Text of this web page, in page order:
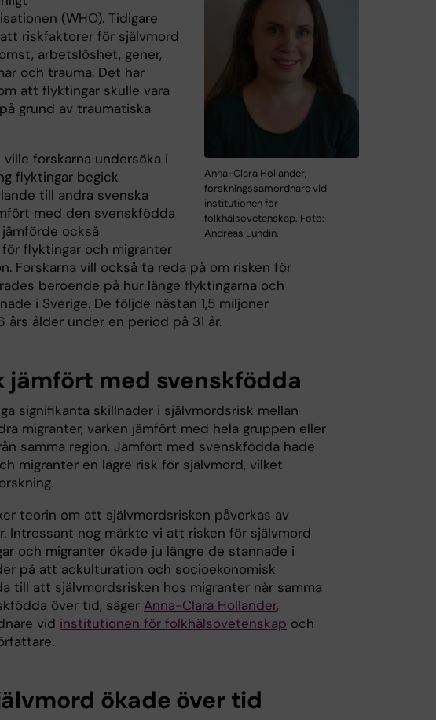
Anna-Clara Hollander,
forskningssamordnare vid
institutionen för
folkhälsovetenskap. Foto:
Andreas Lundin.
(WHO). Tidigare
riskfaktorer för självmord
arbetslöshet, gener,
och trauma. Det har
att flyktingar skulle vara
grund av traumatiska
forskarna undersöka i
flyktingar begick
till andra svenska
med den svenskfödda
också
flyktingar och migranter
Forskarna vill också ta reda på om risken för
beroende på hur länge flyktingarna och
i Sverige. De följde nästan 1,5 miljoner
års ålder under en period på 31 år.
jämfört med svenskfödda
signifikanta skillnader i självmordsrisk mellan
migranter, varken jämfört med hela gruppen eller
samma region. Jämfört med svenskfödda hade
migranter en lägre risk för självmord, vilket
teorin om att självmordsrisken påverkas av
Intressant nog märkte vi att risken för självmord
och migranter ökade ju längre de stannade i
på att ackulturation och socioekonomisk
till att självmordsrisken hos migranter når samma
över tid, säger Anna-Clara Hollander,
vid institutionen för folkhälsovetenskap och
ökade över tid